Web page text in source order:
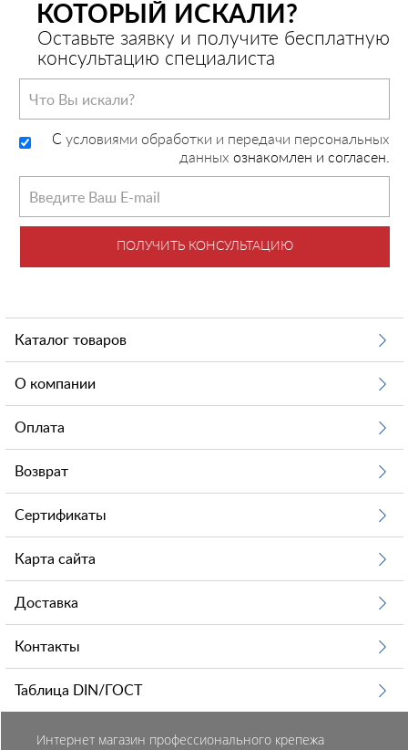
КОТОРЫЙ ИСКАЛИ?
Оставьте заявку и получите бесплатную
консультацию специалиста
C условиями обработки и передачи персональных
данных ознакомлен и согласен.
ПОЛУЧИТЬ КОНСУЛЬТАЦИЮ
Каталог товаров
О компании
Оплата
Возврат
Сертификаты
Карта сайта
Доставка
Контакты
Таблица DIN/ГОСТ
Интернет магазин профессионального крепежа